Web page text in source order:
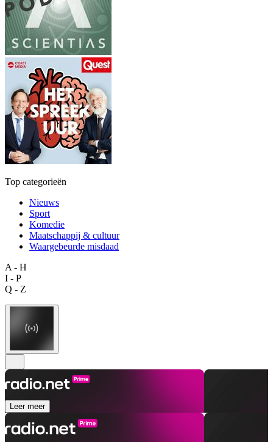
Top categorieën
Nieuws
Sport
Komedie
Maatschappij & cultuur
Waargebeurde misdaad
A - H
I - P
Q - Z
Leer meer